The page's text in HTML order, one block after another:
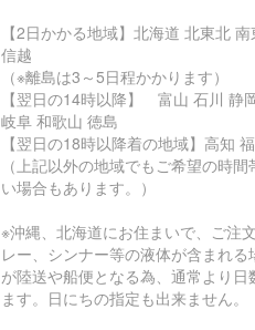
【2日かかる地域】北海道 北東北
信越
（※離島は3～5日程かかります）
【翌日の14時以降】 富山 石川 静
岐阜 和歌山 徳島
【翌日の18時以降着の地域】高知
（上記以外の地域でもご希望の時
い場合もあります。）
※沖縄、北海道にお住まいで、ご注
レー、シンナー等の液体が含まれる
が陸送や船便となる為、通常より日
ます。日にちの指定も出来ません。